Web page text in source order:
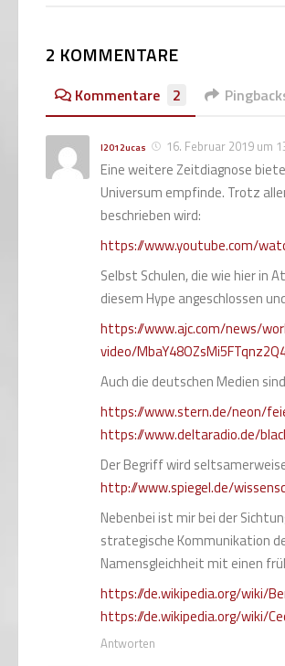
2 KOMMENTARE
Kommentare 2
l2012ucas 16. Februar 2019 um
Eine weitere Zeitdiagnose
Universum empfinde. Trotz
beschrieben wird:
https://www.youtube.com/
Selbst Schulen, die wie hier in
diesem Hype angeschlossen
https://www.ajc.com/news/
video/
Auch die deutschen Medien
https://www.stern.de/neon/
https://www.deltaradio.de/
Der Begriff wird
http://www.spiegel.de/
Nebenbei ist mir bei der
strategische Kommunikation
Namensgleichheit mit einen
https://de.wikipedia.org/wiki/
https://de.wikipedia.org/wiki/
Antworten